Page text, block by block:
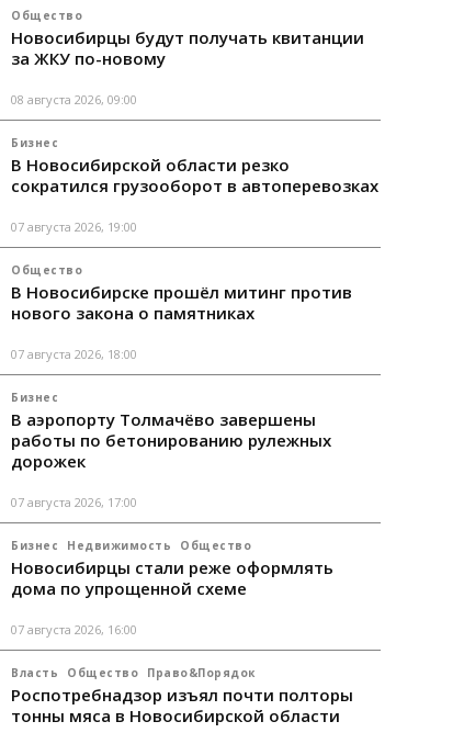
Общество
Новосибирцы будут получать квитанции
за ЖКУ по-новому
08 августа 2026, 09:00
Бизнес
В Новосибирской области резко
сократился грузооборот в автоперевозках
07 августа 2026, 19:00
Общество
В Новосибирске прошёл митинг против
нового закона о памятниках
07 августа 2026, 18:00
Бизнес
В аэропорту Толмачёво завершены
работы по бетонированию рулежных
дорожек
07 августа 2026, 17:00
Бизнес Недвижимость Общество
Новосибирцы стали реже оформлять
дома по упрощенной схеме
07 августа 2026, 16:00
Власть Общество Право&Порядок
Роспотребнадзор изъял почти полторы
тонны мяса в Новосибирской области